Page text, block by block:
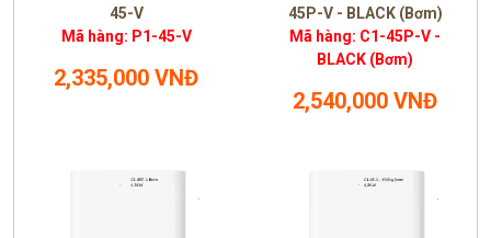
45-V
Mã hàng: P1-45-V
2,335,000 VNĐ
45P-V - BLACK (Bơm)
Mã hàng: C1-45P-V -
BLACK (Bơm)
2,540,000 VNĐ